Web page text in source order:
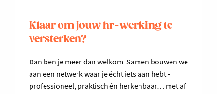
Klaar om jouw hr-werking te
versterken?
Dan ben je meer dan welkom. Samen bouwen we
aan een netwerk waar je écht iets aan hebt -
professioneel, praktisch én herkenbaar… met af